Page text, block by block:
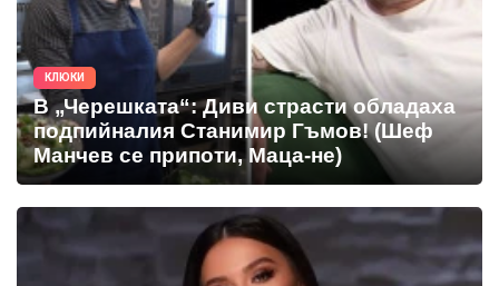
КЛЮКИ
В „Черешката“: Диви страсти обладаха
подпийналия Станимир Гъмов! (Шеф
Манчев се припоти, Маца-не)